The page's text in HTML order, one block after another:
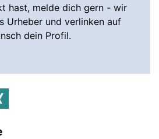
hast, melde dich gern - wir
Urheber und verlinken auf
dein Profil.